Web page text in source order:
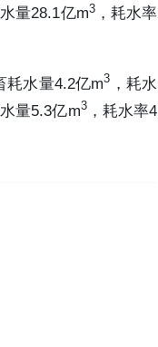
量28.1亿m3，耗水率
耗水量4.2亿m3 ，耗水
量5.3亿m3，耗水率4